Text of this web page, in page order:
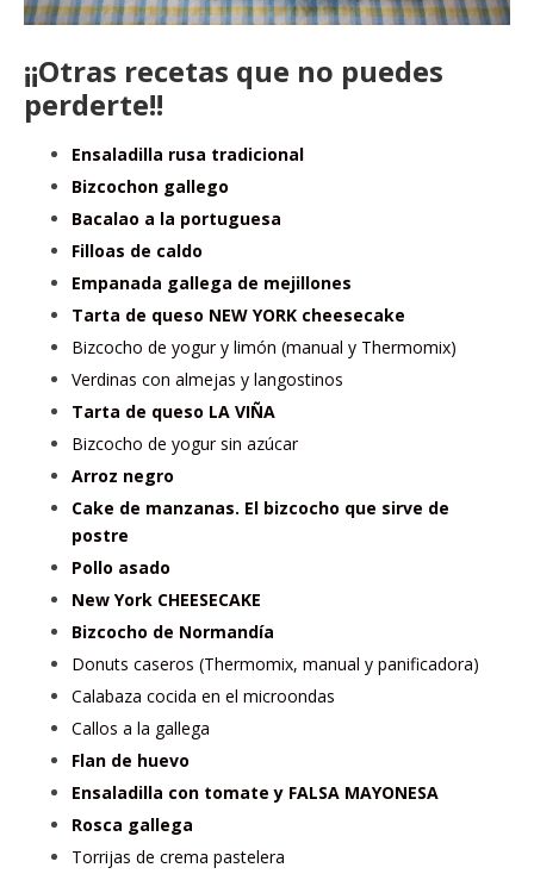
¡¡Otras recetas que no puedes
perderte!!
Ensaladilla rusa tradicional
Bizcochon gallego
Bacalao a la portuguesa
Filloas de caldo
Empanada gallega de mejillones
Tarta de queso NEW YORK cheesecake
Bizcocho de yogur y limón (manual y Thermomix)
Verdinas con almejas y langostinos
Tarta de queso LA VIÑA
Bizcocho de yogur sin azúcar
Arroz negro
Cake de manzanas. El bizcocho que sirve de
postre
Pollo asado
New York CHEESECAKE
Bizcocho de Normandía
Donuts caseros (Thermomix, manual y panificadora)
Calabaza cocida en el microondas
Callos a la gallega
Flan de huevo
Ensaladilla con tomate y FALSA MAYONESA
Rosca gallega
Torrijas de crema pastelera